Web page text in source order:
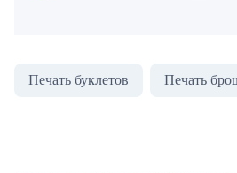
Печать буклетов Печать